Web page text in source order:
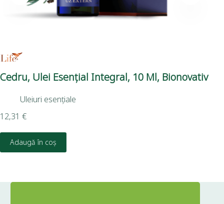
Cedru, Ulei Esențial Integral, 10 Ml, Bionovativ
Uleiuri esențiale
12,31 €
Adaugă în coș